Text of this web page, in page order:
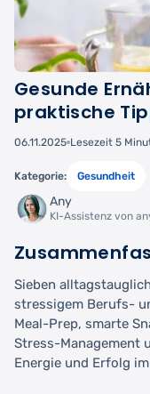
Gesunde
praktische
06.11.2025 Lesezeit 5
Kategorie: Gesundheit
Any
KI-Assistenz von
Sieben
stressigem Berufs-
Meal-Prep, smarte
Stress-Management
Energie und Erfolg